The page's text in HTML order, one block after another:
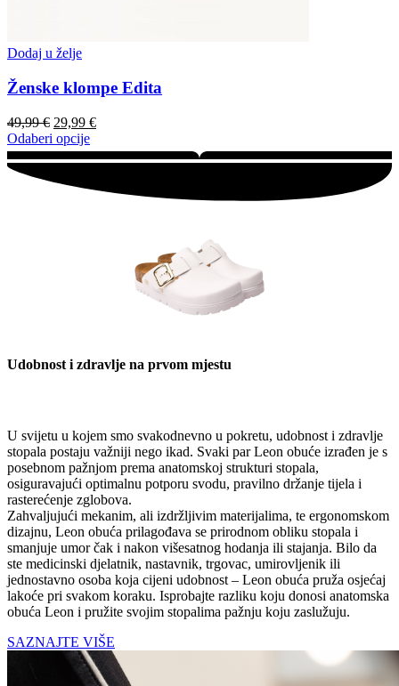
Dodaj u želje
Ženske klompe Edita
49,99€ 29,99 €
Odaberi opcije
Udobnost i zdravlje na prvom mjestu
U svijetu u kojem smo svakodnevno u pokretu, udobnost i zdravlje
stopala postaju važniji nego ikad. Svaki par Leon obuće izrađen je s
posebnom pažnjom prema anatomskoj strukturi stopala,
osiguravajući optimalnu potporu svodu, pravilno držanje tijela i
rasterećenje zglobova.
Zahvaljujući mekanim, ali izdržljivim materijalima, te ergonomskom
dizajnu, Leon obuća prilagođava se prirodnom obliku stopala i
smanjuje umor čak i nakon višesatnog hodanja ili stajanja. Bilo da
ste medicinski djelatnik, nastavnik, trgovac, umirovljenik ili
jednostavno osoba koja cijeni udobnost – Leon obuća pruža osjećaj
lakoće pri svakom koraku. Isprobajte razliku koju donosi anatomska
obuća Leon i pružite svojim stopalima pažnju koju zaslužuju.
SAZNAJTE VIŠE